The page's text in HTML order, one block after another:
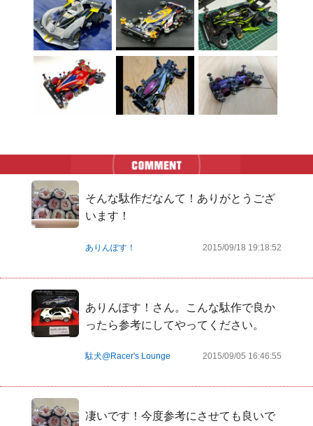
そんな駄作だなんて！ありがとうござ
います！
ありんぽす！ 2015/09/18 19:18:52
ありんぽす！さん。こんな駄作で良か
ったら参考にしてやってください。
駄犬@Racer's Lounge 2015/09/05 16:46:55
凄いです！今度参考にさせても良いで